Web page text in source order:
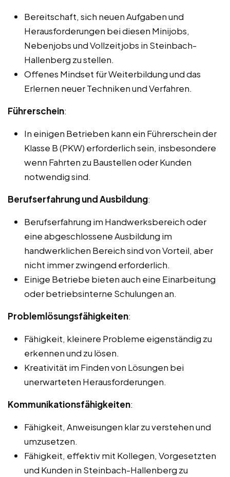
Bereitschaft, sich neuen Aufgaben und
Herausforderungen bei diesen Minijobs,
Nebenjobs und Vollzeitjobs in Steinbach-
Hallenberg zu stellen.
Offenes Mindset für Weiterbildung und das
Erlernen neuer Techniken und Verfahren.
Führerschein:
In einigen Betrieben kann ein Führerschein der
Klasse B (PKW) erforderlich sein, insbesondere
wenn Fahrten zu Baustellen oder Kunden
notwendig sind.
Berufserfahrung und Ausbildung:
Berufserfahrung im Handwerksbereich oder
eine abgeschlossene Ausbildung im
handwerklichen Bereich sind von Vorteil, aber
nicht immer zwingend erforderlich.
Einige Betriebe bieten auch eine Einarbeitung
oder betriebsinterne Schulungen an.
Problemlösungsfähigkeiten:
Fähigkeit, kleinere Probleme eigenständig zu
erkennen und zu lösen.
Kreativität im Finden von Lösungen bei
unerwarteten Herausforderungen.
Kommunikationsfähigkeiten:
Fähigkeit, Anweisungen klar zu verstehen und
umzusetzen.
Fähigkeit, effektiv mit Kollegen, Vorgesetzten
und Kunden in Steinbach-Hallenberg zu